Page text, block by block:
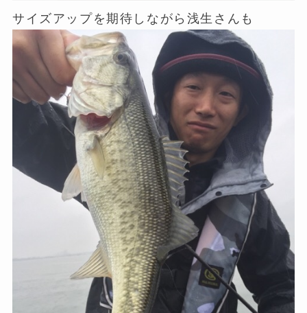
サイズアップを期待しながら浅生さんも